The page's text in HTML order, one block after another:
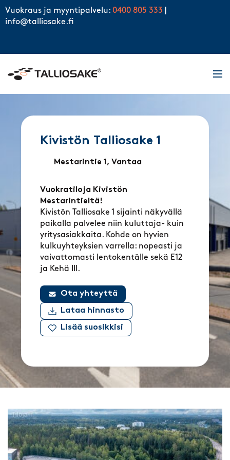
Skip to content
Vuokraus ja myyntipalvelu: 0400 805 333
info@talliosake.fi
Kivistön Talliosake 1
Mestarintie 1, Vantaa
Vuokratiloja Kivistön
Mestarintieltä!
Kivistön Talliosake 1 sijainti näkyvällä
paikalla palvelee niin kuluttaja- kuin
yritysasiakkaita. Kohde on hyvien
kulkuyhteyksien varrella: nopeasti ja
vaivattomasti lentokentälle sekä E12
ja Kehä III.
Ota yhteyttä
Lataa hinnasto
Lisää suosikkisi